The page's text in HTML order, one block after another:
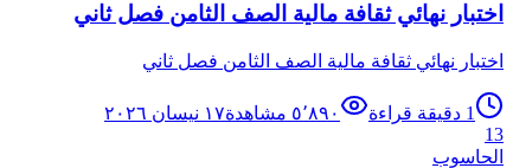
اختبار نهائي ثقافة مالية الصف الثامن فصل ثاني
اختبار نهائي ثقافة مالية الصف الثامن فصل ثاني
1 دقيقة قراءة ٥٬٨٩٠ مشاهدة١٧ نيسان ٢٠٢٦
13
الحاسوب